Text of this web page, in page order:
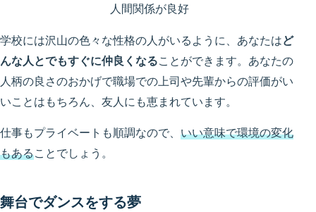
人間関係が良好
学校には沢山の色々な性格の人がいるように、あなたはど
んな人とでもすぐに仲良くなることができます。あなたの
人柄の良さのおかげで職場での上司や先輩からの評価がい
いことはもちろん、友人にも恵まれています。
仕事もプライベートも順調なので、 いい意味で環境の変化
もあることでしょう。
舞台でダンスをする夢